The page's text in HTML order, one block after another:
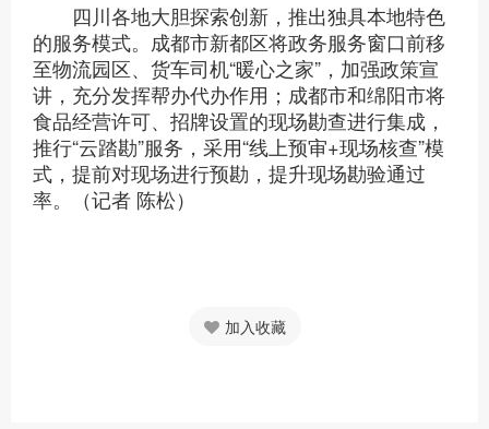
四川各地大胆探索创新，推出独具本地特色
的服务模式。成都市新都区将政务服务窗口前移
至物流园区、货车司机“暖心之家”，加强政策宣
讲，充分发挥帮办代办作用；成都市和绵阳市将
食品经营许可、招牌设置的现场勘查进行集成，
推行“云踏勘”服务，采用“线上预审+现场核查”模
式，提前对现场进行预勘，提升现场勘验通过
率。（记者 陈松）
加入收藏